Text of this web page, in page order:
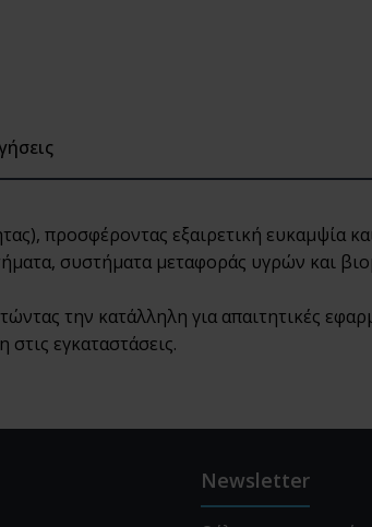
προσφέροντας εξαιρετική ευκαμψία
συστήματα μεταφοράς υγρών και
την κατάλληλη για απαιτητικές
εγκαταστάσεις.
Newsletter